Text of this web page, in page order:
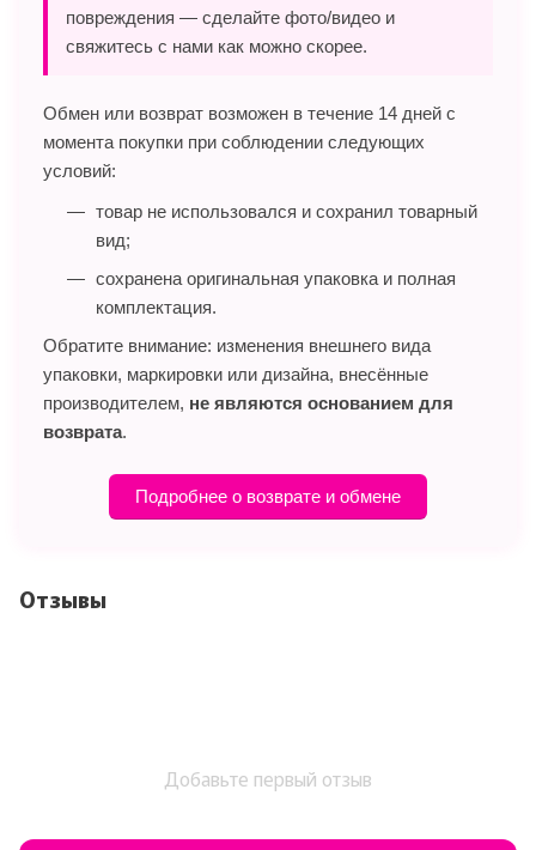
повреждения — сделайте фото/видео и
свяжитесь с нами как можно скорее.
Обмен или возврат возможен в течение 14 дней с
момента покупки при соблюдении следующих
условий:
товар не использовался и сохранил товарный
вид;
сохранена оригинальная упаковка и полная
комплектация.
Обратите внимание: изменения внешнего вида
упаковки, маркировки или дизайна, внесённые
производителем, не являются основанием для
возврата.
Подробнее о возврате и обмене
Отзывы
Добавьте первый отзыв